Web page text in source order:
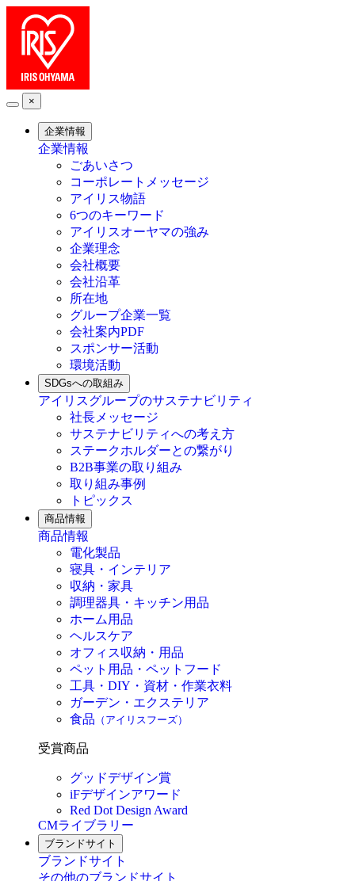
×
企業情報
企業情報
ごあいさつ
コーポレートメッセージ
アイリス物語
6つのキーワード
アイリスオーヤマの強み
企業理念
会社概要
会社沿革
所在地
グループ企業一覧
会社案内PDF
スポンサー活動
環境活動
SDGsへの取組み
アイリスグループのサステナビリティ
社長メッセージ
サステナビリティへの考え方
ステークホルダーとの繋がり
B2B事業の取り組み
取り組み事例
トピックス
商品情報
商品情報
電化製品
寝具・インテリア
収納・家具
調理器具・キッチン用品
ホーム用品
ヘルスケア
オフィス収納・用品
ペット用品・ペットフード
工具・DIY・資材・作業衣料
ガーデン・エクステリア
食品 （アイリスフーズ）
受賞商品
グッドデザイン賞
iFデザインアワード
Red Dot Design Award
CMライブラリー
ブランドサイト
ブランドサイト
その他のブランドサイト